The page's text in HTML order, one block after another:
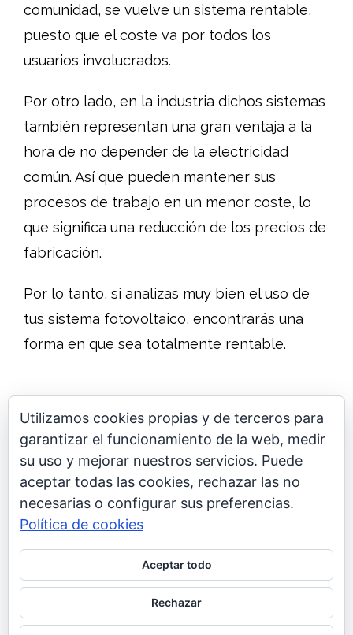
comunidad, se vuelve un sistema rentable,
puesto que el coste va por todos los
usuarios involucrados.
Por otro lado, en la industria dichos sistemas
también representan una gran ventaja a la
hora de no depender de la electricidad
común. Así que pueden mantener sus
procesos de trabajo en un menor coste, lo
que significa una reducción de los precios de
fabricación.
Por lo tanto, si analizas muy bien el uso de
tus sistema fotovoltaico, encontrarás una
forma en que sea totalmente rentable.
Pide un presupuesto
hogarenergy.com © - TODOS LOS
Utilizamos cookies propias y de terceros para
garantizar el funcionamiento de la web, medir
su uso y mejorar nuestros servicios. Puede
aceptar todas las cookies, rechazar las no
necesarias o configurar sus preferencias.
Política de cookies
Aceptar todo
Rechazar